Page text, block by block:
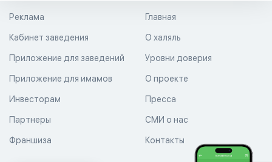
Главная
О халяль
Уровни доверия
Реклама
Кабинет заведения
Приложение для заведений
Приложение для имамов О проекте
Пресса
СМИ о нас
Контакты
Инвесторам
Партнеры
Франшиза